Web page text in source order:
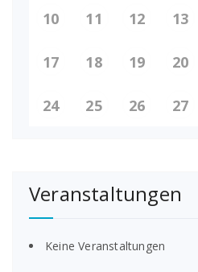
10 11 12 13
17 18 19 20
24 25 26 27
Veranstaltungen
Keine Veranstaltungen